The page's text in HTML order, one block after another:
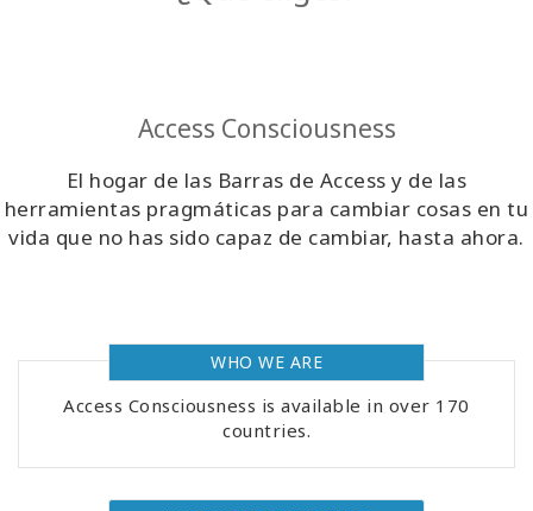
Shop
CONTACTO
Access Consciousness
El hogar de las Barras de Access y de las
herramientas pragmáticas para cambiar cosas en tu
vida que no has sido capaz de cambiar, hasta ahora.
WHO WE ARE
Access Consciousness is available in over 170
countries.